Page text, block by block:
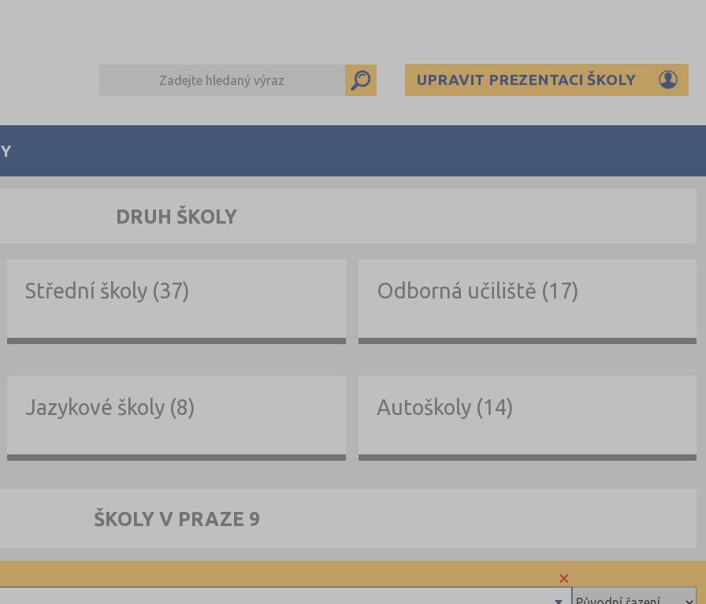
UPRAVIT PREZENTACI ŠKOLY
DRUH ŠKOLY
Střední školy (37) Odborná učiliště (17)
Jazykové školy (8) Autoškoly (14)
ŠKOLY V PRAZE 9
×